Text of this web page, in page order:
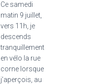
Ce samedi
matin 9 juillet,
vers 11h, je
descends
tranquillement
en vélo la rue
corne lorsque
j’aperçois, au